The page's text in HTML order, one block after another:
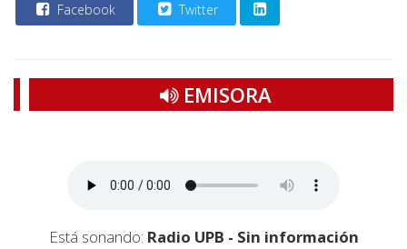
Facebook Twitter
EMISORA
Está sonando: Radio UPB - Sin información